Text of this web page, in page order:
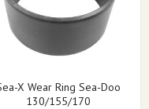
X Wear Ring Sea-Doo
130/155/170